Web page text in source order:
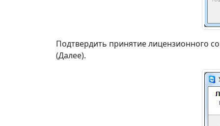
Подтвердить принятие лицензионного
(Далее).